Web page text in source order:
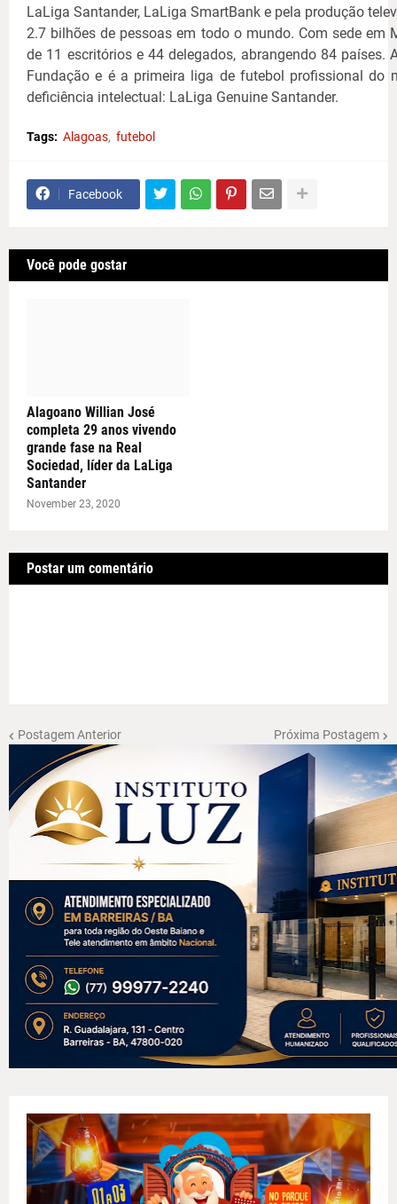
LaLiga Santander, LaLiga SmartBank e pela produção
2.7 bilhões de pessoas em todo o mundo. Com sede em
de 11 escritórios e 44 delegados, abrangendo 84
Fundação e é a primeira liga de futebol profissional
deficiência intelectual: LaLiga Genuine Santander.
Tags: Alagoas futebol
Facebook
Você pode gostar
Alagoano Willian José
completa 29 anos vivendo
grande fase na Real
Sociedad, líder da LaLiga
Santander
November 23, 2020
Postar um comentário
Postagem Anterior Próxima Postagem